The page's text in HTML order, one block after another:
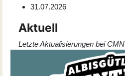
31.07.2026
Aktuell
Letzte Aktualisierungen bei CMN